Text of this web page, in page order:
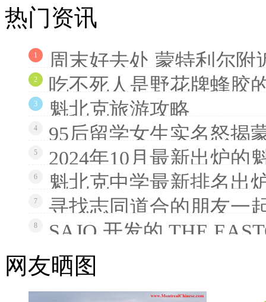
热门资讯
1 周末好去处 蒙特利尔附
2 吃不死人是野花牌蜂胶
3 魁北克旅游攻略
4 95后留学女生实名怒揭
5 2024年10月最新出炉的
6 魁北克中学最新排名出
7 寻找志同道合的朋友一
8 SAJO 开发的 THE
网友晒图